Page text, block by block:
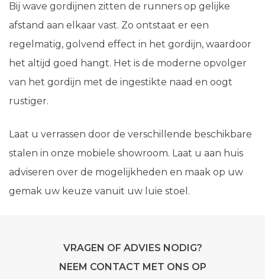
Bij wave gordijnen zitten de runners op gelijke
afstand aan elkaar vast. Zo ontstaat er een
regelmatig, golvend effect in het gordijn, waardoor
het altijd goed hangt. Het is de moderne opvolger
van het gordijn met de ingestikte naad en oogt
rustiger.
Laat u verrassen door de verschillende beschikbare
stalen in onze mobiele showroom. Laat u aan huis
adviseren over de mogelijkheden en maak op uw
gemak uw keuze vanuit uw luie stoel.
VRAGEN OF ADVIES NODIG?
NEEM CONTACT MET ONS OP